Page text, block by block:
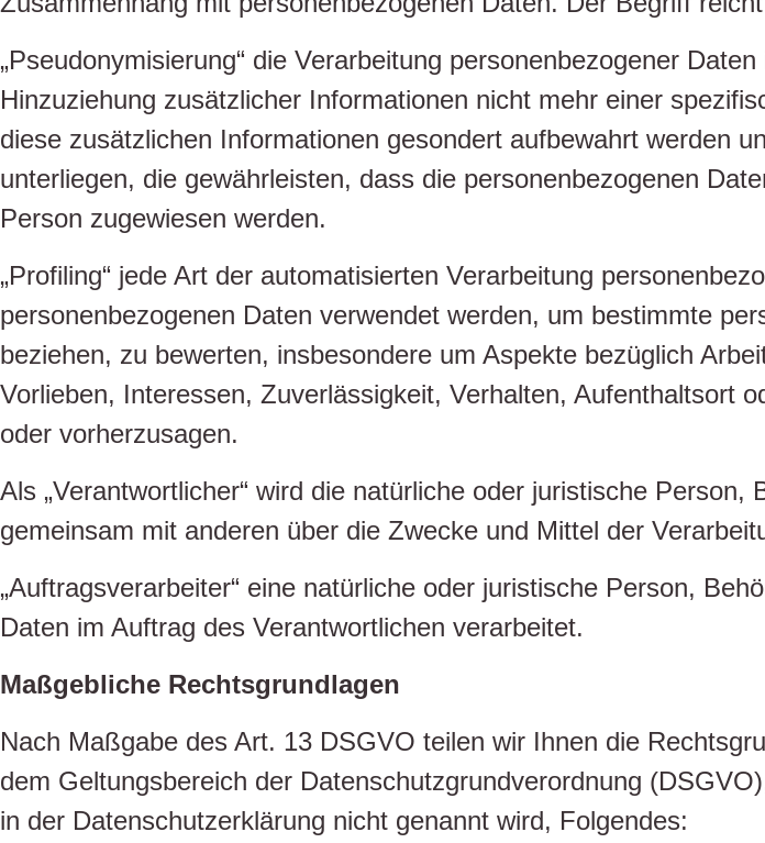
„Pseudonymisierung“ die Verarbeitung personenbezogener
Hinzuziehung zusätzlicher Informationen nicht mehr einer
diese zusätzlichen Informationen gesondert aufbewahrt werden
unterliegen, die gewährleisten, dass die personenbezogenen
Person zugewiesen werden.
„Profiling“ jede Art der automatisierten Verarbeitung
personenbezogenen Daten verwendet werden, um bestimmte
beziehen, zu bewerten, insbesondere um Aspekte bezüglich
Vorlieben, Interessen, Zuverlässigkeit, Verhalten, Aufenthaltsort
oder vorherzusagen.
Als „Verantwortlicher“ wird die natürliche oder juristische
gemeinsam mit anderen über die Zwecke und Mittel der
„Auftragsverarbeiter“ eine natürliche oder juristische Person,
Daten im Auftrag des Verantwortlichen verarbeitet.
Maßgebliche Rechtsgrundlagen
Nach Maßgabe des Art. 13 DSGVO teilen wir Ihnen die
dem Geltungsbereich der Datenschutzgrundverordnung
in der Datenschutzerklärung nicht genannt wird, Folgendes: